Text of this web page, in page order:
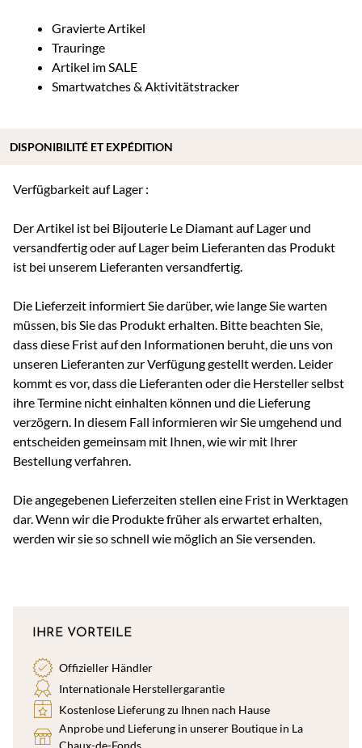
Gravierte Artikel
Trauringe
Artikel im SALE
Smartwatches & Aktivitätstracker
Verfügbarkeit auf Lager :
Der Artikel ist bei Bijouterie Le Diamant auf Lager und
versandfertig oder auf Lager beim Lieferanten das Produkt
ist bei unserem Lieferanten versandfertig.
Die Lieferzeit informiert Sie darüber, wie lange Sie warten
müssen, bis Sie das Produkt erhalten. Bitte beachten Sie,
dass diese Frist auf den Informationen beruht, die uns von
unseren Lieferanten zur Verfügung gestellt werden. Leider
kommt es vor, dass die Lieferanten oder die Hersteller selbst
ihre Termine nicht einhalten können und die Lieferung
verzögern. In diesem Fall informieren wir Sie umgehend und
entscheiden gemeinsam mit Ihnen, wie wir mit Ihrer
Bestellung verfahren.
Die angegebenen Lieferzeiten stellen eine Frist in Werktagen
dar. Wenn wir die Produkte früher als erwartet erhalten,
werden wir sie so schnell wie möglich an Sie versenden.
DISPONIBILITÉ ET EXPÉDITION
IHRE VORTEILE
Offizieller Händler
Internationale Herstellergarantie
Kostenlose Lieferung zu Ihnen nach Hause
Anprobe und Lieferung in unserer Boutique in La